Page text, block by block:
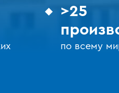
>25
по всему